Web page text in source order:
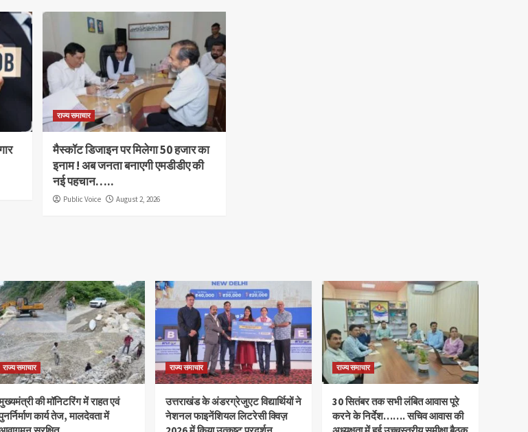
राज्य समाचार
मैस्कॉट डिजाइन पर मिलेगा 50 हजार का
इनाम ! अब जनता बनाएगी एमडीडीए की
नई पहचान…..
Public Voice August 2, 2026
राज्य समाचार
की मॉनिटरिंग में राहत एवं
कार्य तेज, मालदेवता में
राज्य समाचार
उत्तराखंड के अंडरग्रेजुएट विद्यार्थियों ने
नेशनल फाइनेंशियल लिटरेसी क्विज़
राज्य समाचार
30 सितंबर तक सभी लंबित आवास पूरे
करने के निर्देश……. सचिव आवास की